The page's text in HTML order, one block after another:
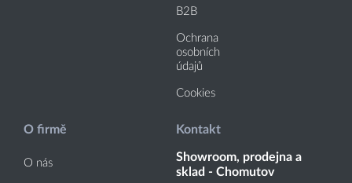
B2B
Ochrana
osobních
údajů
Cookies
O firmě
O nás
Kontakt
Showroom, prodejna a
sklad - Chomutov